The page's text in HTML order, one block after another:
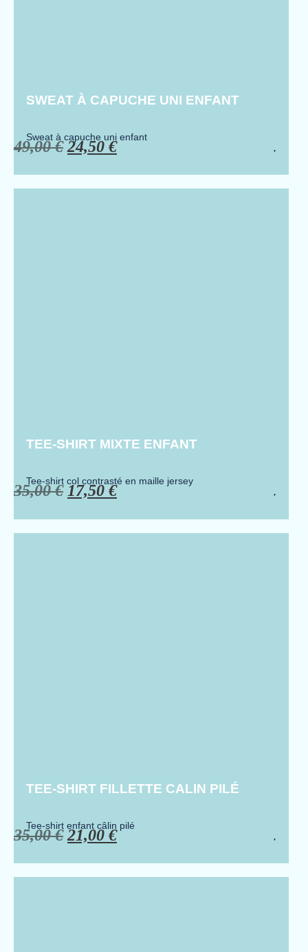
SWEAT À CAPUCHE UNI ENFANT
Sweat à capuche uni enfant
49,00€ 24,50€
TEE-SHIRT MIXTE ENFANT
Tee-shirt col contrasté en maille jersey
35,00€ 17,50 €
TEE-SHIRT FILLETTE CALIN PILÉ
Tee-shirt enfant câlin pilé
35,00€ 21,00€